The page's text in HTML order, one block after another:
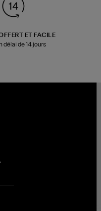
ET FACILE
délai de 14 jours